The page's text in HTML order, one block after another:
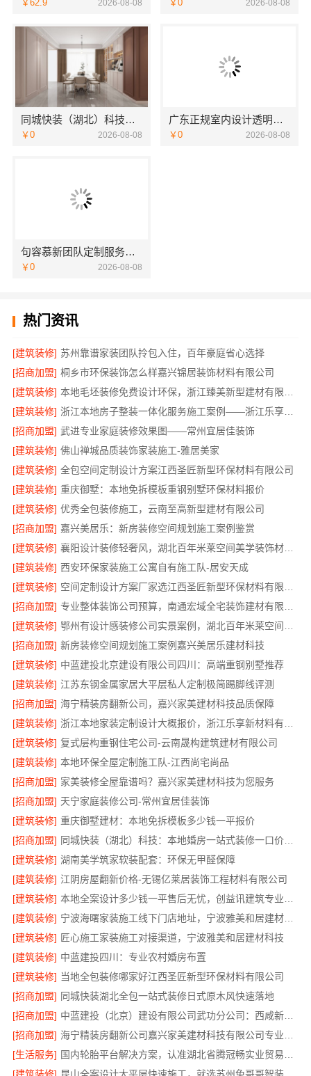
￥62.9 2026-08-08 ￥0 2026-08-08
同城快装（湖北）科技有限公司-湖北全包日式原木风快速
￥0 2026-08-08
广东正规室内设计透明化施工，广东鼎饰空间装饰
￥0 2026-08-08
句容慕新团队定制服务卧室施工流程慕新不锈钢
￥0 2026-08-08
热门资讯
[建筑装修] 苏州靠谱家装团队拎包入住，百年豪庭省心选择
[招商加盟] 桐乡市环保装饰怎么样嘉兴锦居装饰材料有限公司
[建筑装修]
[建筑装修]
浙江本地房子整装一体化服务施工案例——浙江乐享新材料有限公司
[招商加盟] 武进专业家庭装修效果图——常州宜居佳装饰
[建筑装修] 佛山禅城品质装饰家装施工-雅居美家
[建筑装修] 全包空间定制设计方案江西圣匠新型环保材料有限公司
[建筑装修] 重庆御墅：本地免拆模板重钢别墅环保材料报价
[建筑装修] 优秀全包装修施工，云南至高新型建材有限公司
[招商加盟] 嘉兴美居乐：新房装修空间规划施工案例鉴赏
[建筑装修]
襄阳设计装修轻奢风，湖北百年米莱空间美学装饰材料有限公司
[建筑装修] 西安环保家装施工公寓自有施工队-居安天成
[建筑装修]
[招商加盟]
[建筑装修]
[招商加盟] 新房装修空间规划施工案例嘉兴美居乐建材科技
[建筑装修] 中蓝建投北京建设有限公司四川：高端重钢别墅推荐
[建筑装修] 江苏东钢金属家居大平层私人定制极简踢脚线评测
[招商加盟] 海宁精装房翻新公司，嘉兴家美建材科技品质保障
[建筑装修]
[建筑装修] 复式层构重钢住宅公司-云南晟构建筑建材有限公司
[建筑装修] 本地环保全屋定制施工队-江西尚宅尚品
[招商加盟] 家美装修全屋靠谱吗？嘉兴家美建材科技为您服务
[招商加盟] 天宁家庭装修公司-常州宜居佳装饰
[建筑装修] 重庆御墅建材：本地免拆模板多少钱一平报价
[招商加盟]
同城快装（湖北）科技：本地婚房一站式装修一口价工期保障
[建筑装修] 湖南美学筑家软装配套：环保无甲醛保障
[建筑装修] 江阴房屋翻新价格-无锡亿莱居装饰工程材料有限公司
[建筑装修]
[建筑装修]
宁波海曙家装施工线下门店地址，宁波雅美和居建材科技
[建筑装修] 匠心施工家装施工对接渠道，宁波雅美和居建材科技
[建筑装修] 中蓝建投四川：专业农村婚房布置
[建筑装修] 当地全包装修哪家好江西圣匠新型环保材料有限公司
[招商加盟] 同城快装湖北全包一站式装修日式原木风快速落地
[招商加盟]
中蓝建投（北京）建设有限公司武功分公司：西咸新区全包装修报价
[招商加盟]
[生活服务]